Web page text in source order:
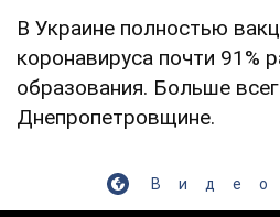
В Украине полностью
коронавируса почти 91%
образования. Больше
Днепропетровщине.